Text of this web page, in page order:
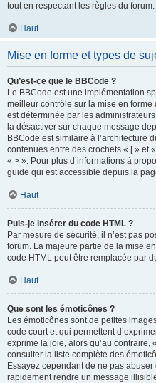
tout en respectant les règles du forum.
Haut
Mise en forme et types de
Qu’est-ce que le BBCode ?
Le BBCode est une implémentation
meilleur contrôle sur la mise en forme
est déterminée par les
la désactiver sur chaque message
BBCode est similaire à l’architecture
contenues entre des crochets « [ » et
« > ». Pour plus d’informations à
guide qui est accessible depuis la
Haut
Puis-je insérer du code HTML ?
Par mesure de sécurité, il n’est pas
forum. La majeure partie de la mise
code HTML peut être remplacée par
Haut
Que sont les émoticônes ?
Les émoticônes sont de petites
code court et qui permettent
exprime la joie, alors qu’au contraire,
consulter la liste complète des
Essayez cependant de ne pas
rapidement rendre un message